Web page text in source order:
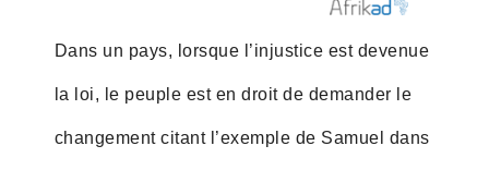
Dans un pays, lorsque l’injustice est devenue
la loi, le peuple est en droit de demander le
changement citant l’exemple de Samuel dans